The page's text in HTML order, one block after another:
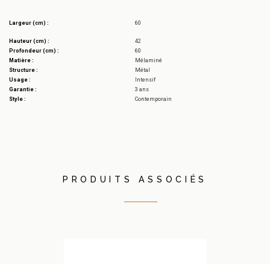
Largeur (cm) : 60
Hauteur (cm) :
42
Profondeur (cm) :
60
Matière :
Mélaminé
Structure :
Métal
Usage :
Intensif
Garantie :
3 ans
Style :
Contemporain
PRODUITS ASSOCIÉS